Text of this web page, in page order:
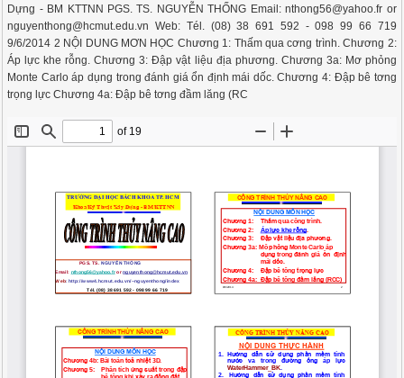
Dựng - BM KTTNN PGS. TS. NGUYỄN THỐNG Email:nthong56@yahoo.fr or
nguyenthong@hcmut.edu.vn Web: Tél. (08) 38 691 592 - 098 99 66 719
9/6/2014 2 NỘI DUNG MƠN HỌC Chương 1: Thấm qua cơng trình. Chương 2:
Áp lực khe rỗng. Chương 3: Đập vật liệu địa phương. Chương 3a: Mơ phỏng
Monte Carlo áp dụng trong đánh giá ổn định mái dốc. Chương 4: Đập bê tơng
trọng lực Chương 4a: Đập bê tơng đầm lăng (RC